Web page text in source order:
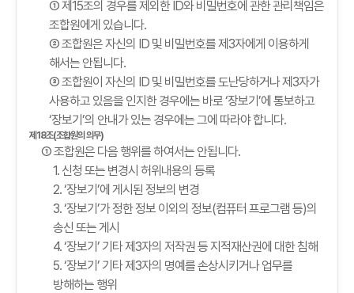
① 제15조의 경우를 제외한 ID와 비밀번호에 관한 관리책임은
조합원에게 있습니다.
② 조합원은 자신의 ID 및 비밀번호를 제3자에게 이용하게
해서는 안됩니다.
③ 조합원이 자신의 ID 및 비밀번호를 도난당하거나 제3자가
사용하고 있음을 인지한 경우에는 바로 ‘장보기’에 통보하고
‘장보기’의 안내가 있는 경우에는 그에 따라야 합니다.
제18조(조합원의 의무)
① 조합원은 다음 행위를 하여서는 안됩니다.
1. 신청 또는 변경시 허위내용의 등록
2. ‘장보기’에 게시된 정보의 변경
3. ‘장보기’가 정한 정보 이외의 정보(컴퓨터 프로그램 등)의
송신 또는 게시
4. ‘장보기’ 기타 제3자의 저작권 등 지적재산권에 대한 침해
5. ‘장보기’ 기타 제3자의 명예를 손상시키거나 업무를
방해하는 행위